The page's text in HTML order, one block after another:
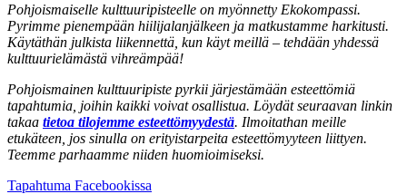
Pohjoismaiselle kulttuuripisteelle on myönnetty Ekokompassi.
Pyrimme pienempään hiilijalanjälkeen ja matkustamme harkitusti.
Käytäthän julkista liikennettä, kun käyt meillä – tehdään yhdessä
kulttuurielämästä vihreämpää!
Pohjoismainen kulttuuripiste pyrkii järjestämään esteettömiä
tapahtumia, joihin kaikki voivat osallistua. Löydät seuraavan linkin
takaa tietoa tilojemme esteettömyydestä. Ilmoitathan meille
etukäteen, jos sinulla on erityistarpeita esteettömyyteen liittyen.
Teemme parhaamme niiden huomioimiseksi.
Tapahtuma Facebookissa